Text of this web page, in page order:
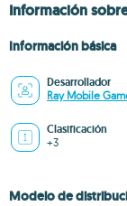
Información
Información básica
Desarrollador
Ray Mobile
Clasificación
+3
Modelo de